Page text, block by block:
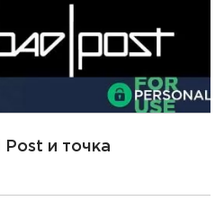
и точка